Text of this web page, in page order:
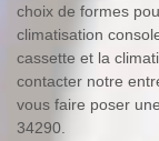
choix de formes
climatisation
cassette et la
contacter notre
vous faire poser
34290.